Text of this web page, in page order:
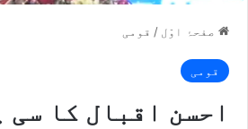
صفحۂ اوّل / قومی
قومی
احسن اقبال کا سی